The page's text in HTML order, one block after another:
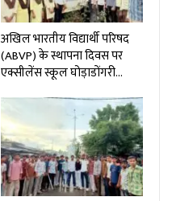
अखिल भारतीय विद्यार्थी परिषद
(ABVP) के स्थापना दिवस पर
एक्सीलेंस स्कूल घोड़ाडोंगरी…